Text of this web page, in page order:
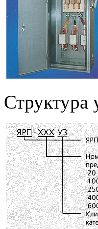
Структура